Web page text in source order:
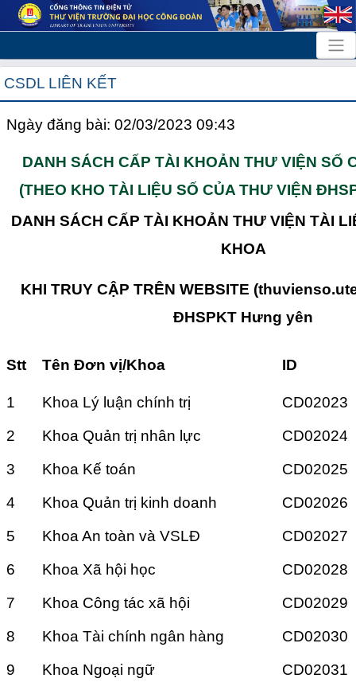
CSDL LIÊN KẾT
Ngày đăng bài: 02/03/2023 09:43
DANH SÁCH CẤP TÀI KHOẢN THƯ VIỆN SỐ
(THEO KHO TÀI LIỆU SỐ CỦA THƯ VIỆN
DANH SÁCH CẤP TÀI KHOẢN THƯ VIỆN TÀI
KHOA
KHI TRUY CẬP TRÊN WEBSITE
ĐHSPKT Hưng yên
Stt Tên Đơn vị/Khoa ID
1 Khoa Lý luận chính trị
CD02023
2
Khoa Quản trị nhân lực
CD02024
3
Khoa Kế toán
CD02025
4
Khoa Quản trị kinh doanh
CD02026
5
Khoa An toàn và VSLĐ
CD02027
6
Khoa Xã hội học
CD02028
7
Khoa Công tác xã hội
CD02029
8
Khoa Tài chính ngân hàng
CD02030
9
Khoa Ngoại ngữ
CD02031